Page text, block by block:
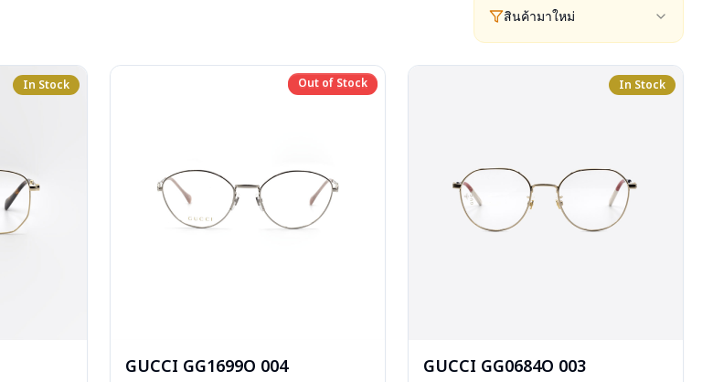
สินค้ามาใหม่
In Stock Out of Stock
Out of Stock
GUCCI GG1699O 004
In Stock
GUCCI GG0684O 003